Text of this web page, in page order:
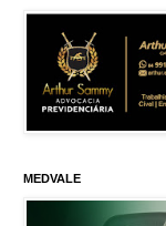
MEDVALE